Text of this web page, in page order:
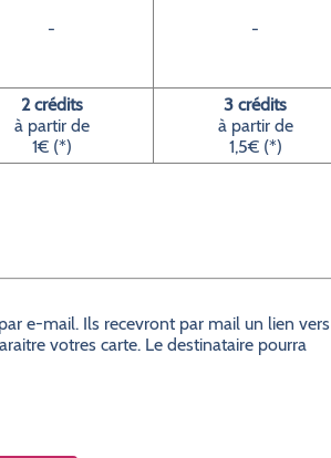
- -
2 crédits
à partir de
1€ (*)
3 crédits
à partir de
1,5€ (*)
e-mail. Ils recevront par mail un lien vers
votres carte. Le destinataire pourra